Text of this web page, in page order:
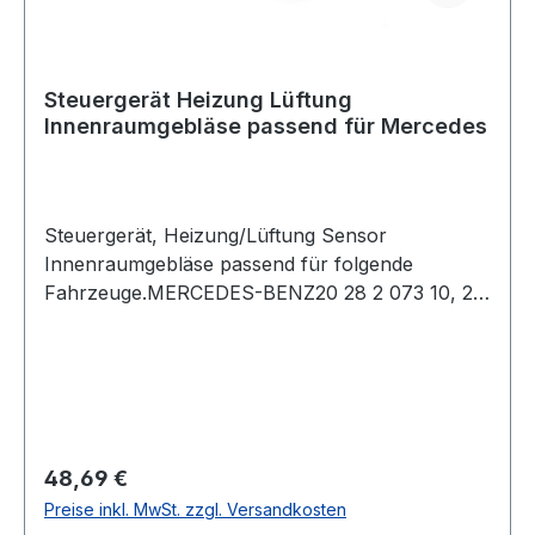
Steuergerät Heizung Lüftung
Innenraumgebläse passend für Mercedes
Steuergerät, Heizung/Lüftung Sensor
Innenraumgebläse passend für folgende
Fahrzeuge.MERCEDES-BENZ20 28 2 073 10, 21
Fahrzeugzuordnung weiter oben zu vergleichen.
Beachten Sie hierbei auch die Hinweise in dem
Feld Einschränkungen. Dort finden sie wichtige
Regulärer Preis:
48,69 €
Preise inkl. MwSt. zzgl. Versandkosten